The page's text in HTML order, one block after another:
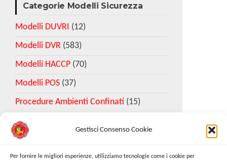
Gestisci Consenso Cookie
Per fornire le migliori esperienze, utilizziamo tecnologie come i cookie per
Categorie Modelli Sicurezza
Modelli DUVRI (12)
Modelli DVR (583)
Modelli HACCP (70)
Modelli POS (37)
Procedure Ambienti Confinati (15)